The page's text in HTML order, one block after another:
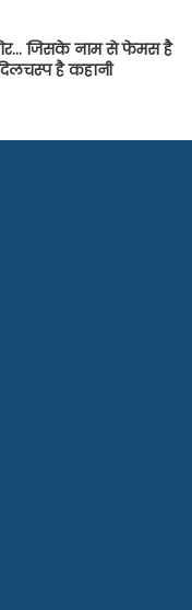
जिसके नाम से फेमस है
है कहानी